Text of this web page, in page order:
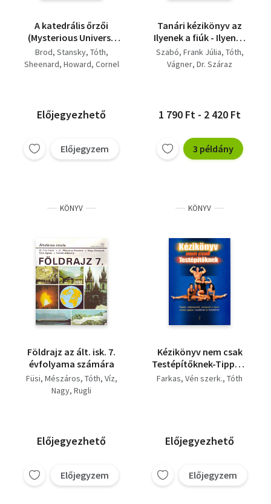
A katedrális őrzői
(Mysterious Universe
antológia)
Brod Stansky Tóth
Sheenard Howard Cornel
Előjegyezhető
Előjegyzem
Tanári kézikönyv az
Ilyenek a fiúk - Ilyenek
a lányok című
tankönyvhöz
Szabó Frank Júlia Tóth
Vágner Dr. Száraz
1 790 Ft - 2 420 Ft
3 példány
KÖNYV
Földrajz az ált. isk. 7.
évfolyama számára
Füsi Mészáros Tóth Víz
Nagy Rugli
Előjegyezhető
Előjegyzem
KÖNYV
Kézikönyv nem csak
Testépítőknek-Tippek,
edzéstervek, tanácsok
Farkas Vén szerk. Tóth
Előjegyezhető
Előjegyzem